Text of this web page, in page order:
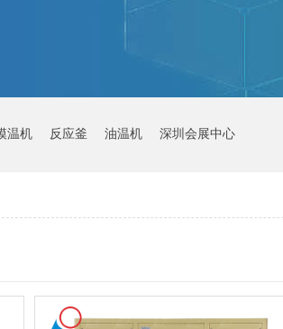
温机 反应釜 油温机 深圳会展中心